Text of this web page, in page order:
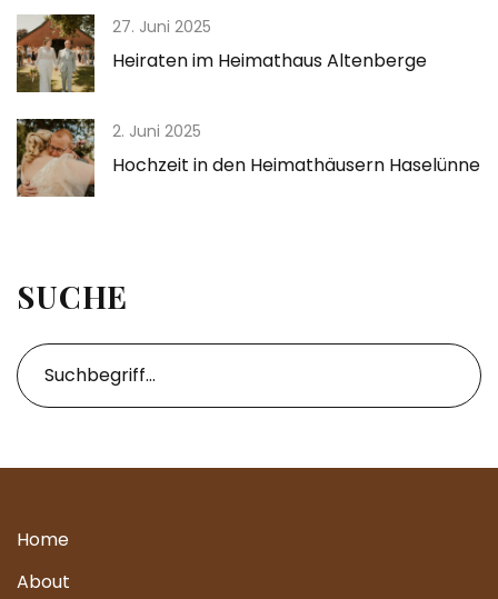
27. Juni 2025
Heiraten im Heimathaus Altenberge
2. Juni 2025
Hochzeit in den Heimathäusern Haselünne
SUCHE
Home
About